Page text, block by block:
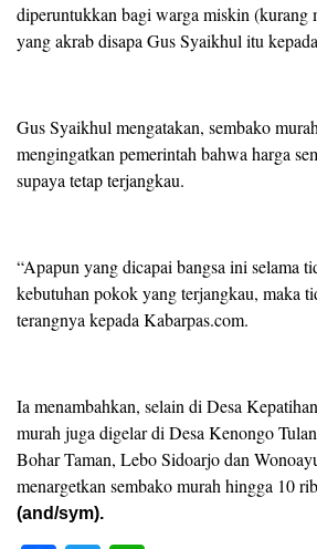
diperuntukkan bagi warga miskin (kurang
yang akrab disapa Gus Syaikhul itu
Gus Syaikhul mengatakan, sembako
mengingatkan pemerintah bahwa harga
supaya tetap terjangkau.
“Apapun yang dicapai bangsa ini selama
kebutuhan pokok yang terjangkau, maka
terangnya kepada Kabarpas.com.
Ia menambahkan, selain di Desa
murah juga digelar di Desa Kenongo
Bohar Taman, Lebo Sidoarjo dan
menargetkan sembako murah hingga 10
(and/sym).